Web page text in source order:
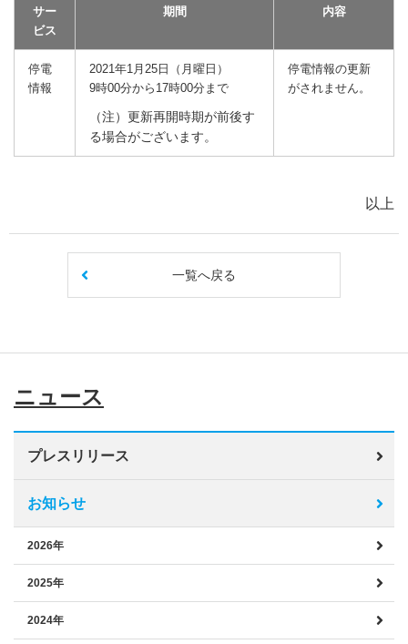
サー
ビス
期間 内容
停電
情報
2021年1月25日（月曜日）
9時00分から17時00分まで
（注）更新再開時期が前後す
る場合がございます。
停電情報の更新
がされません。
以上
一覧へ戻る
ニュース
プレスリリース
お知らせ
2026年
2025年
2024年